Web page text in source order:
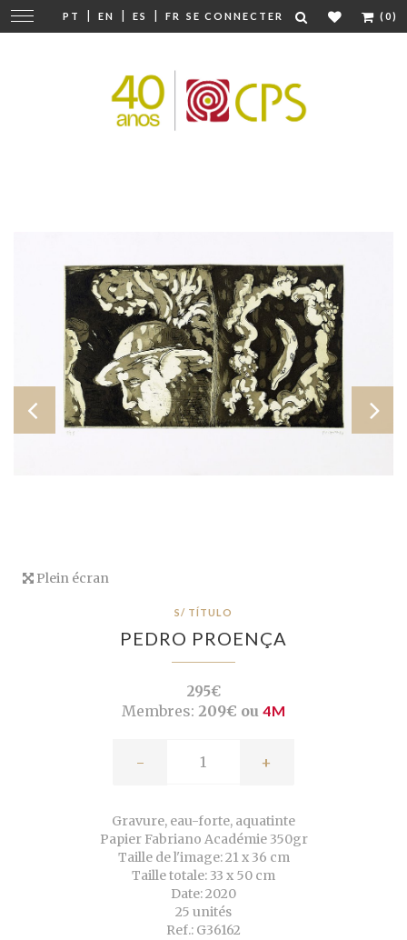
PT | EN | ES | FR SE CONNECTER (0)
Modifier
la
Plein écran
S/ TÍTULO
PEDRO PROENÇA
295€
Membres: 209€ ou 4M
- +
Gravure, eau-forte, aquatinte
Papier Fabriano Académie 350gr
Taille de l'image: 21 x 36 cm
Taille totale: 33 x 50 cm
Date: 2020
25 unités
Ref.: G36162